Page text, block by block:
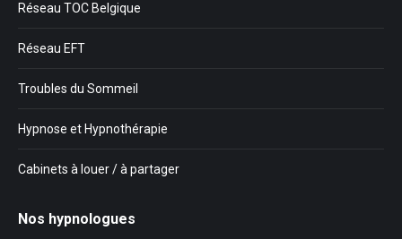
Réseau TOC Belgique
Réseau EFT
Troubles du Sommeil
Hypnose et Hypnothérapie
Cabinets à louer / à partager
Nos hypnologues